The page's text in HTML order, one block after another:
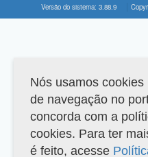
Versão do sistema: 3.88.9
Nós usamos
de navegação no
concorda com a
cookies. Para ter
é feito, acesse